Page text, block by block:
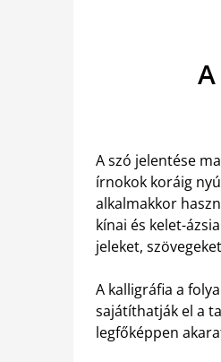
A szó jelentése
írnokok koráig
alkalmakkor
kínai és kelet-
jeleket,
A kalligráfia a
sajátíthatják el a
legfőképpen